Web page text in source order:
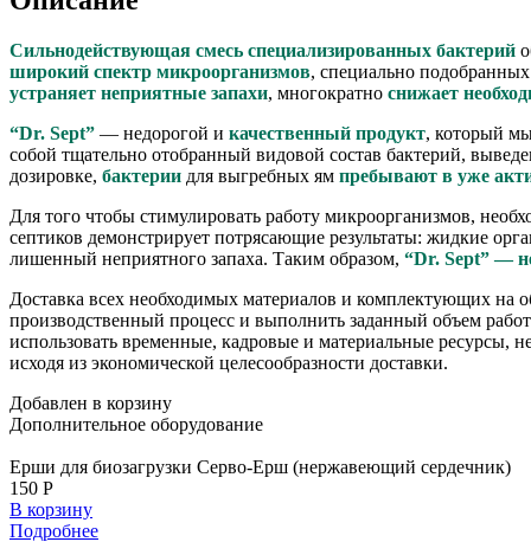
Сильнодействующая смесь специализированных бактерий
широкий спектр микроорганизмов, специально
устраняет неприятные запахи, многократно снижает
“Dr. Sept” — недорогой и качественный продукт, который
собой тщательно отобранный видовой состав бактерий,
дозировке, бактерии для выгребных ям пребывают в уже
Для того чтобы стимулировать работу микроорганизмов,
септиков демонстрирует потрясающие результаты: жидкие
лишенный неприятного запаха. Таким образом, “Dr. Sept” —
Доставка всех необходимых материалов и комплектующих на
производственный процесс и выполнить заданный объем
использовать временные, кадровые и материальные ресурсы,
исходя из экономической целесообразности доставки.
Добавлен в корзину
Дополнительное оборудование
Ерши для биозагрузки Серво-Ерш (нержавеющий сердечник)
150 Р
В корзину
Подробнее